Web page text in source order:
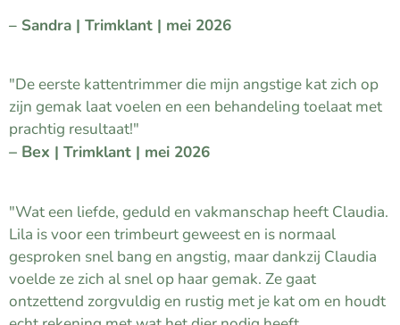
– Sandra | Trimklant | mei 2026
"De eerste kattentrimmer die mijn angstige kat zich op
zijn gemak laat voelen en een behandeling toelaat met
prachtig resultaat!"
– Bex | Trimklant | mei 2026
"Wat een liefde, geduld en vakmanschap heeft Claudia.
Lila is voor een trimbeurt geweest en is normaal
gesproken snel bang en angstig, maar dankzij Claudia
voelde ze zich al snel op haar gemak. Ze gaat
ontzettend zorgvuldig en rustig met je kat om en houdt